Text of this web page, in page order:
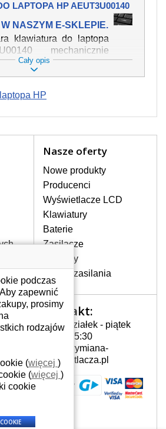
LAPTOPA HP AEUT3U00140
NASZYM E-SKLEPIE.
klawiatura do laptopa
mechanicznie
ją płynem, który
klawisze nie wracają do
jak powinna.
Na naszej
Wystarczy znać
Przy każdej klawiaturze
szczególowe zdjęcie
naszego magazynu.
SPOSÓB MOŻE SIĘ
USTERKA
objawami są pomijanie liter
innych liter oraz
tych samych znaków. W
podlicia klawisze nie
do pierwotnej pozycji. Albo
mechaniczne, np.
klawisze.
się z kilku
przewodzą
warstwy.
klawisza
Cały opis
HP
Nasze oferty
Nowe produkty
Producenci
Wyświetlacze LCD
Klawiatury
Baterie
Zasilacze
Zawiasy
Złącza zasilania
Kontakt:
Poniedziałek - piątek
7:00 - 15:30
info@wymiana-
wyswietlacza.pl
podczas
zapewnić
prosimy
rodzajów
(więcej )
(więcej )
cookie